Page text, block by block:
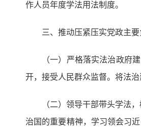
作人员年度学法用法制度。
三、推动压紧压实党政主
（一）严格落实法治政府
开，接受人民群众监督。将法
（二）领导干部带头学法
治国的重要精神，学习领会习